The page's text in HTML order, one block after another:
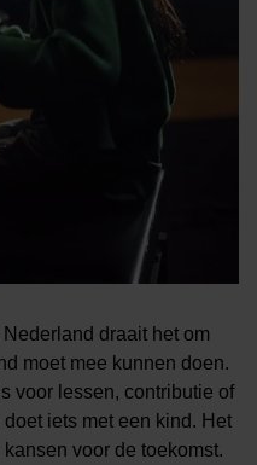
draait het om
moet mee kunnen doen.
voor lessen, contributie of
iets met een kind. Het
voor de toekomst.